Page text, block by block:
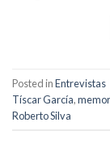
Posted inEntrevistas
Tíscar García,
Roberto Silva